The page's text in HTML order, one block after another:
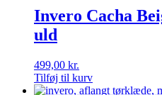
Invero Cacha
uld
499,00 kr.
Tilføj til kurv